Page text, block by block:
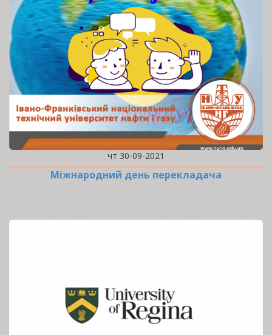
чт 30-09-2021
Міжнародний день перекладача